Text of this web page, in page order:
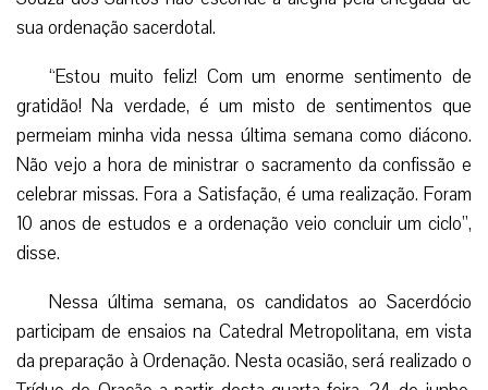
sua ordenação sacerdotal.
“Estou muito feliz! Com um enorme sentimento de
gratidão! Na verdade, é um misto de sentimentos que
permeiam minha vida nessa última semana como diácono.
Não vejo a hora de ministrar o sacramento da confissão e
celebrar missas. Fora a Satisfação, é uma realização. Foram
10 anos de estudos e a ordenação veio concluir um ciclo”,
disse.
Nessa última semana, os candidatos ao Sacerdócio
participam de ensaios na Catedral Metropolitana, em vista
da preparação à Ordenação. Nesta ocasião, será realizado o